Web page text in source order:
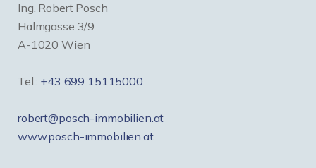
Ing. Robert Posch
Halmgasse 3/9
A-1020 Wien
Tel.: +43 699 15115000
robert@posch-immobilien.at
www.posch-immobilien.at